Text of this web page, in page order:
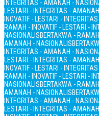
INTEGRITAS - AMANAH -
LESTARI - INTEGRITAS -
INOVATIF - LESTARI -
RAMAH - INOVATIF - LESTARI -
NASIONALISBERTAKWA -
AMANAH - NASIONALIS
INTEGRITAS - AMANAH -
LESTARI - INTEGRITAS -
INOVATIF - LESTARI -
RAMAH - INOVATIF - LESTARI -
NASIONALISBERTAKWA -
AMANAH - NASIONALIS
INTEGRITAS - AMANAH -
LESTARI - INTEGRITAS -